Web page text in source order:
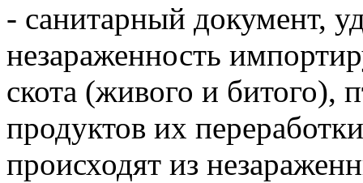
- санитарный документ,
незараженность
скота (живого и
продуктов их
происходят из